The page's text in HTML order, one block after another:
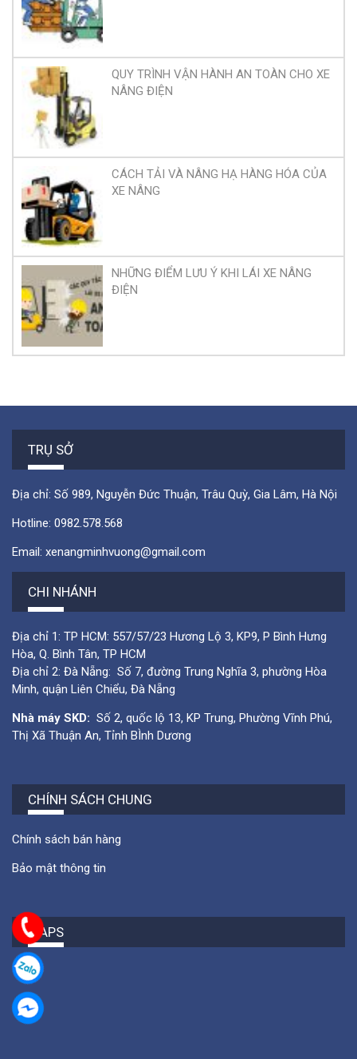
QUY TRÌNH VẬN HÀNH AN TOÀN CHO XE
NÂNG ĐIỆN
CÁCH TẢI VÀ NÂNG HẠ HÀNG HÓA CỦA
XE NÂNG
NHỮNG ĐIỂM LƯU Ý KHI LÁI XE NÂNG
ĐIỆN
TRỤ SỞ
Địa chỉ: Số 989, Nguyễn Đức Thuận, Trâu Quỳ, Gia Lâm, Hà Nội
Hotline: 0982.578.568
Email: xenangminhvuong@gmail.com
CHI NHÁNH
Địa chỉ 1: TP HCM: 557/57/23 Hương Lộ 3, KP9, P Bình Hưng
Hòa, Q. Bình Tân, TP HCM
Địa chỉ 2: Đà Nẵng: Số 7, đường Trung Nghĩa 3, phường Hòa
Minh, quận Liên Chiểu, Đà Nẵng
Nhà máy SKD: Số 2, quốc lộ 13, KP Trung, Phường Vĩnh Phú,
Thị Xã Thuận An, Tỉnh BÌnh Dương
CHÍNH SÁCH CHUNG
Chính sách bán hàng
Bảo mật thông tin
MAPS